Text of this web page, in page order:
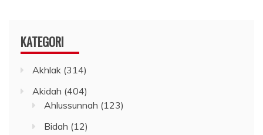
KATEGORI
Akhlak (314)
Akidah (404)
Ahlussunnah (123)
Bidah (12)